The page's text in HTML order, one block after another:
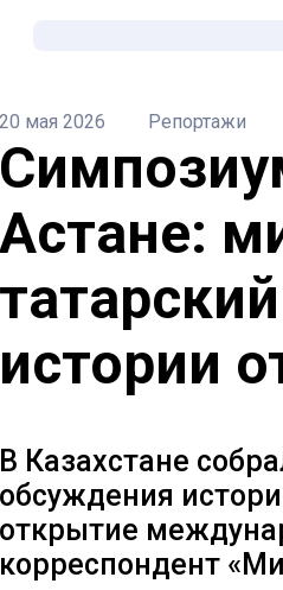
20 мая 2026 Репортажи
Астане:
истории
В Казахстане
обсуждения
открытие
корреспондент